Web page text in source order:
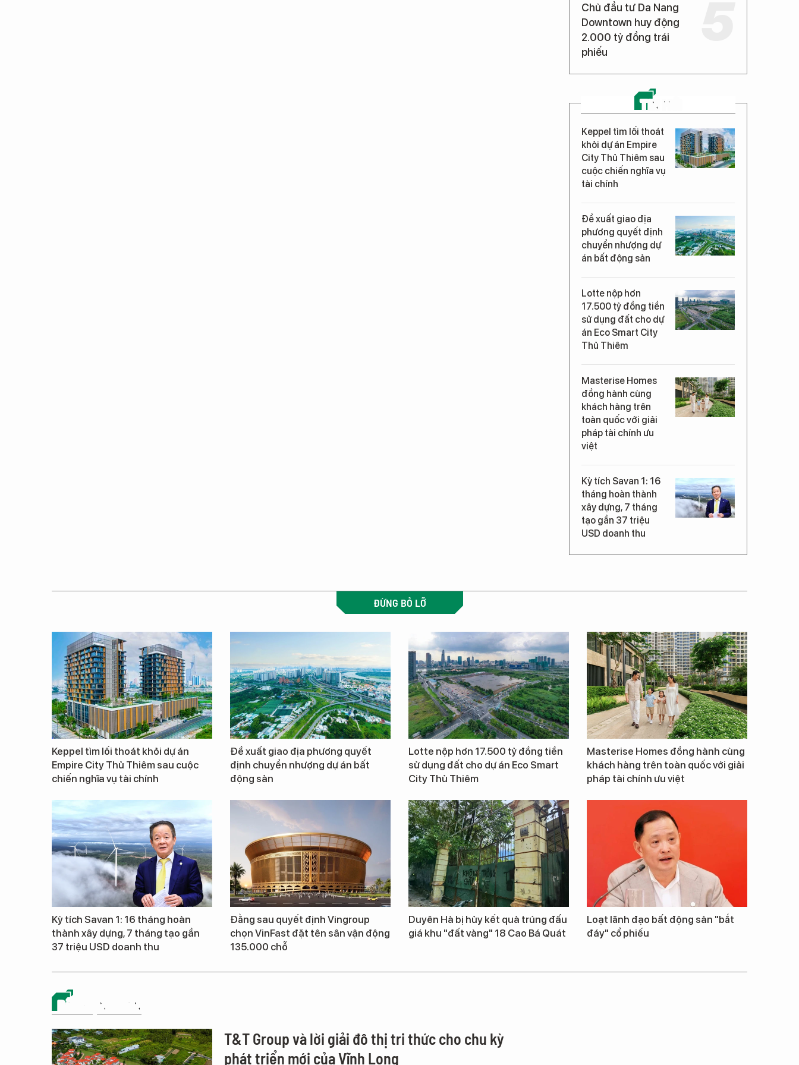
Chủ đầu tư Da Nang
Downtown huy động
2.000 tỷ đồng trái
phiếu
TIN MỚI
Keppel tìm lối thoát
khỏi dự án Empire
City Thủ Thiêm sau
cuộc chiến nghĩa vụ
tài chính
Đề xuất giao địa
phương quyết định
chuyển nhượng dự
án bất động sản
Lotte nộp hơn
17.500 tỷ đồng tiền
sử dụng đất cho dự
án Eco Smart City
Thủ Thiêm
Masterise Homes
đồng hành cùng
khách hàng trên
toàn quốc với giải
pháp tài chính ưu
việt
Kỳ tích Savan 1: 16
tháng hoàn thành
xây dựng, 7 tháng
tạo gần 37 triệu
USD doanh thu
ĐỪNG BỎ LỠ
Keppel tìm lối thoát khỏi dự án
Empire City Thủ Thiêm sau cuộc
chiến nghĩa vụ tài chính
Đề xuất giao địa phương quyết
định chuyển nhượng dự án bất
động sản
Lotte nộp hơn 17.500 tỷ đồng tiền
sử dụng đất cho dự án Eco Smart
City Thủ Thiêm
Masterise Homes đồng hành cùng
khách hàng trên toàn quốc với giải
pháp tài chính ưu việt
Kỳ tích Savan 1: 16 tháng hoàn
thành xây dựng, 7 tháng tạo gần
37 triệu USD doanh thu
Đằng sau quyết định Vingroup
chọn VinFast đặt tên sân vận động
135.000 chỗ
Duyên Hà bị hủy kết quả trúng đấu
giá khu "đất vàng" 18 Cao Bá Quát
Loạt lãnh đạo bất động sản "bắt
đáy" cổ phiếu
BẤT ĐỘNG SẢN
T&T Group và lời giải đô thị tri thức cho chu kỳ
phát triển mới của Vĩnh Long